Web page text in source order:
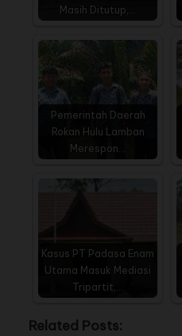
Masih Ditutup,…
Pemerintah Daerah
Rokan Hulu Lamban
Merespon…
Kasus PT Padasa Enam
Utama Masuk Mediasi
Tripartit,…
Related Posts: